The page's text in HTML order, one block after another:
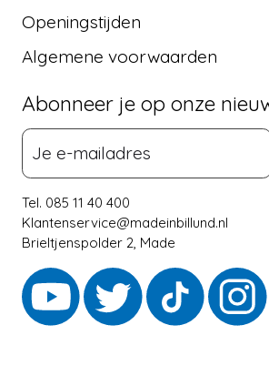
Openingstijden
Algemene voorwaarden
Abonneer je op onze
Tel. 085 11 40 400
Klantenservice@madeinbillund.nl
Brieltjenspolder 2, Made